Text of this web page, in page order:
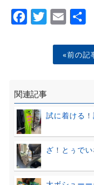
Facebook
Twitter
«前の記
関連記事
試に着ける！
ざ！とぅでい